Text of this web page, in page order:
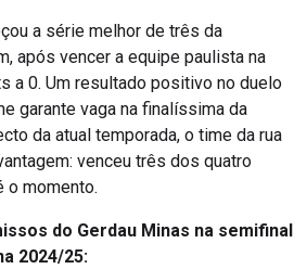
a série melhor de três da
após vencer a equipe paulista na
a 0. Um resultado positivo no duelo
garante vaga na finalíssima da
da atual temporada, o time da rua
venceu três dos quatro
o momento.
do Gerdau Minas na semifinal
2024/25: